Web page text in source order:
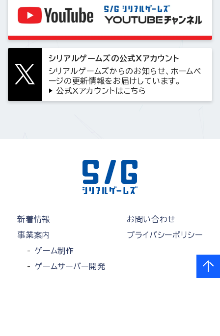
シリアルゲームズの公式Xアカウント
シリアルゲームズからのお知らせ、ホームペ
ージの更新情報をお届けしています。
公式Xアカウントはこちら
新着情報
事業案内
ゲーム制作
ゲームサーバー開発
お問い合わせ
プライバシーポリシー